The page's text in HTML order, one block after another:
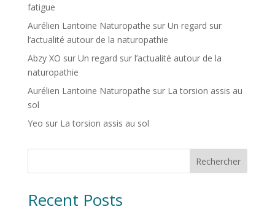
fatigue
Aurélien Lantoine Naturopathe sur Un regard sur
l’actualité autour de la naturopathie
Abzy XO sur Un regard sur l’actualité autour de la
naturopathie
Aurélien Lantoine Naturopathe sur La torsion assis au
sol
Yeo sur La torsion assis au sol
Rechercher
Recent Posts